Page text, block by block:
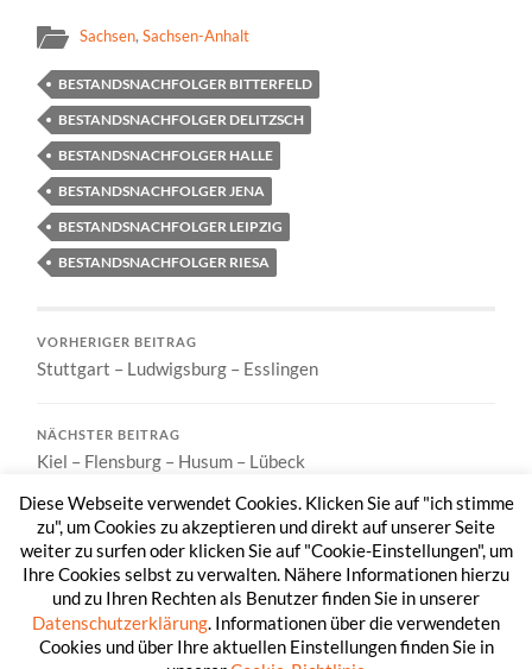
Sachsen,Sachsen-Anhalt
BESTANDSNACHFOLGER BITTERFELD
BESTANDSNACHFOLGER DELITZSCH
BESTANDSNACHFOLGER HALLE
BESTANDSNACHFOLGER JENA
BESTANDSNACHFOLGER LEIPZIG
BESTANDSNACHFOLGER RIESA
VORHERIGER BEITRAG
Stuttgart – Ludwigsburg – Esslingen
NÄCHSTER BEITRAG
Kiel – Flensburg – Husum – Lübeck
Diese Webseite verwendet Cookies. Klicken Sie auf "ich stimme
zu", um Cookies zu akzeptieren und direkt auf unserer Seite
weiter zu surfen oder klicken Sie auf "Cookie-Einstellungen", um
Ihre Cookies selbst zu verwalten. Nähere Informationen hierzu
und zu Ihren Rechten als Benutzer finden Sie in unserer
Datenschutzerklärung . Informationen über die verwendeten
Cookies und über Ihre aktuellen Einstellungen finden Sie in